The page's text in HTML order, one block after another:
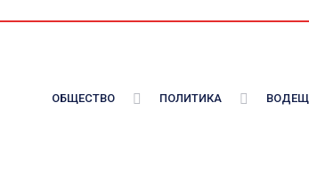
ОБЩЕСТВО ПОЛИТИКА